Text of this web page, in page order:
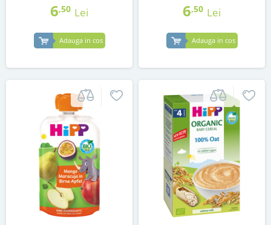
6,50 Lei
Adauga in cos
6,50 Lei
Adauga in cos